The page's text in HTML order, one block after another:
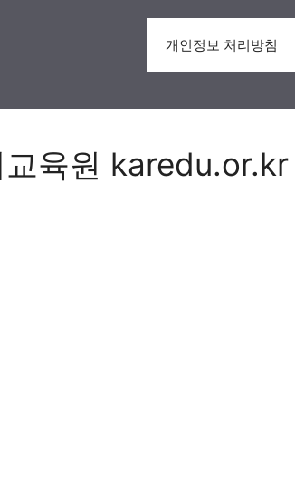
개인정보 처리방침
육원 karedu.or.kr